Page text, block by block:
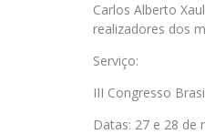
Carlos Alberto
realizadores dos
Serviço:
III Congresso
Datas: 27 e 28 de